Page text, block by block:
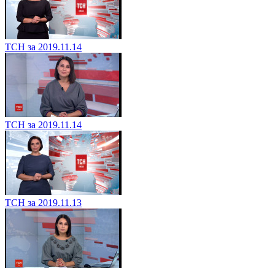
ТСН за 2019.11.14
ТСН за 2019.11.14
ТСН за 2019.11.13